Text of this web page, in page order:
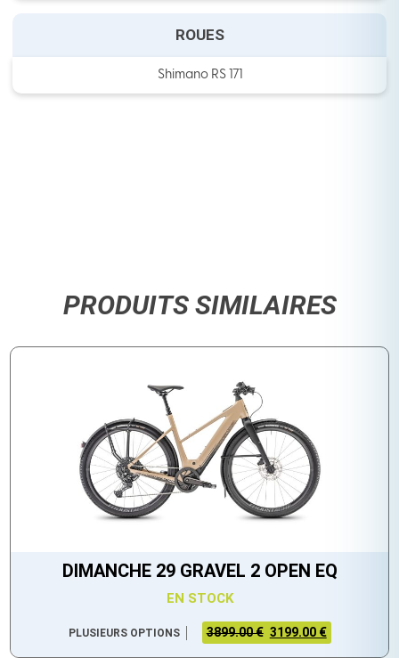
ROUES
Shimano RS 171
PRODUITS SIMILAIRES
DIMANCHE 29 GRAVEL 2 OPEN EQ
EN STOCK
PLUSIEURS OPTIONS 3899.00 € 3199.00 €